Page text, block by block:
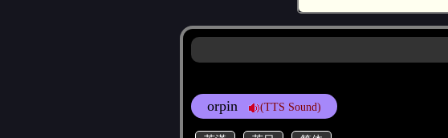
orpin (TTS Sound)